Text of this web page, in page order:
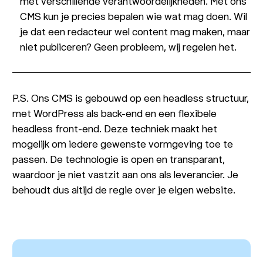
CMS kun je precies bepalen wie wat mag doen. Wil
je dat een redacteur wel content mag maken, maar
niet publiceren? Geen probleem, wij regelen het.
P.S. Ons CMS is gebouwd op een headless structuur,
met WordPress als back-end en een flexibele
headless front-end. Deze techniek maakt het
mogelijk om iedere gewenste vormgeving toe te
passen. De technologie is open en transparant,
waardoor je niet vastzit aan ons als leverancier. Je
behoudt dus altijd de regie over je eigen website.